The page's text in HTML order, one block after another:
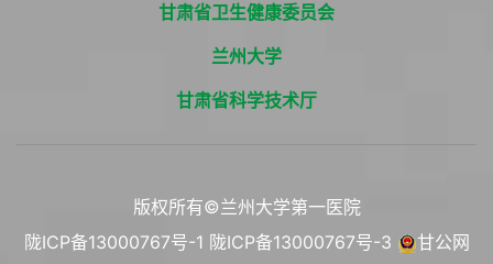
甘肃省卫生健康委员会
兰州大学
甘肃省科学技术厅
版权所有©兰州大学第一医院
陇ICP备13000767号-1 陇ICP备13000767号-3 甘公网